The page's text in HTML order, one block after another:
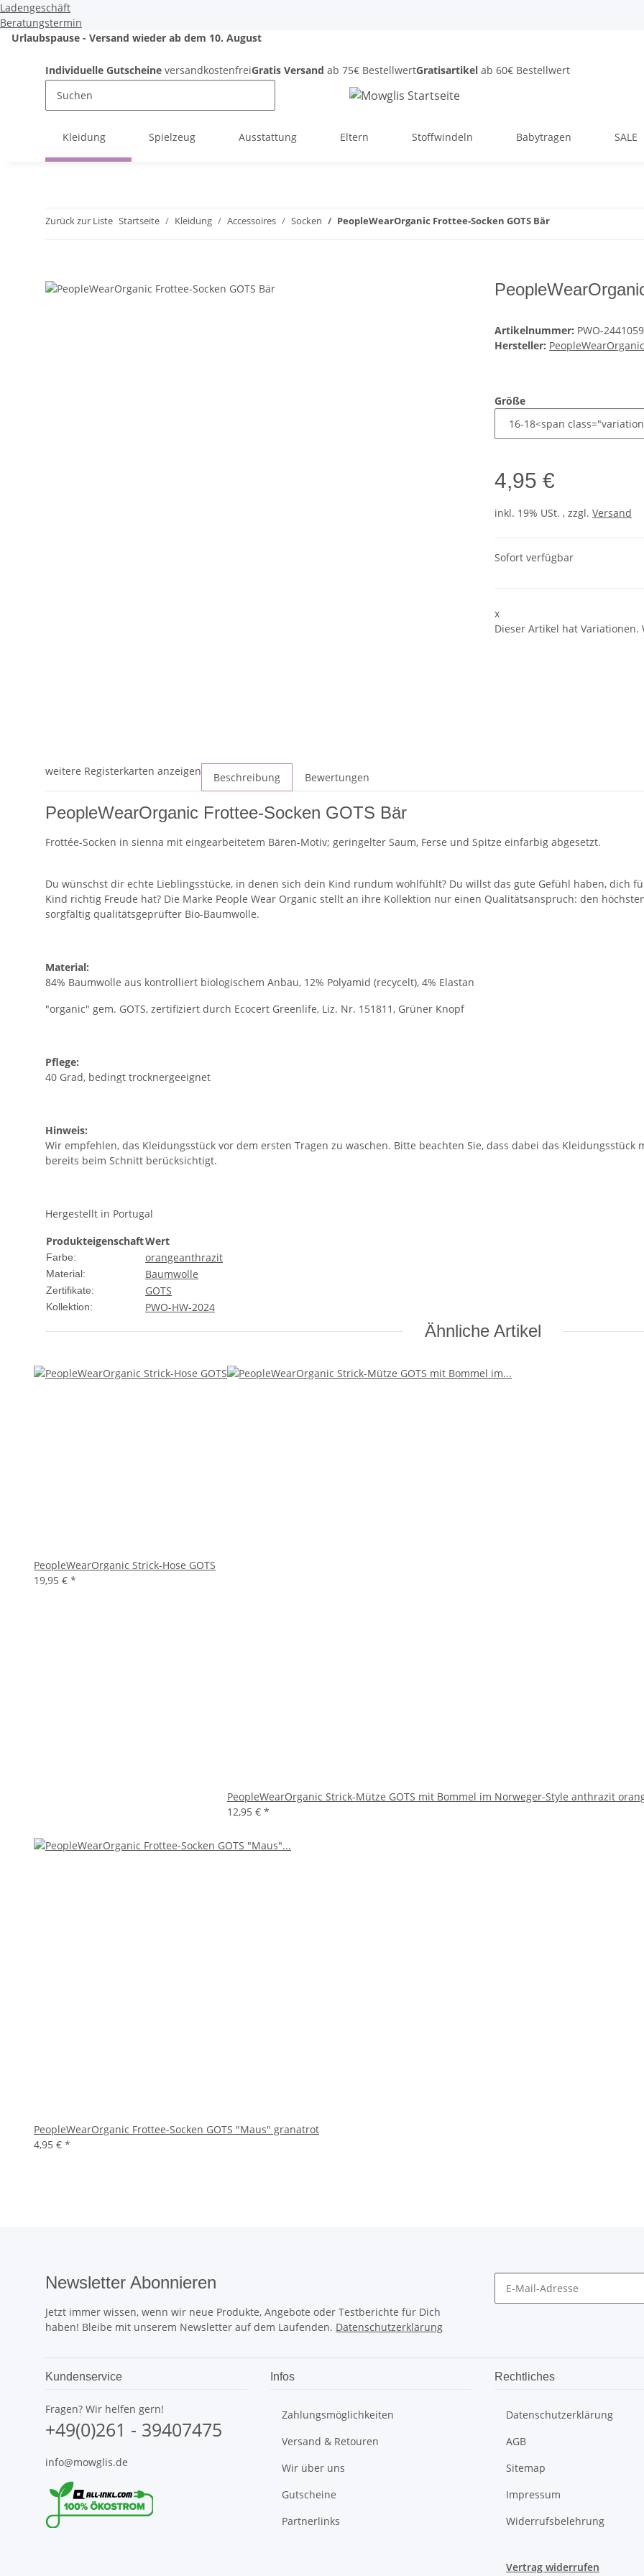
Ladengeschäft
Beratungstermin
Urlaubspause - Versand wieder ab dem 10. August
Individuelle Gutscheine versandkostenfreiGratis Versand ab 75€ BestellwertGratisartikel ab 60€ Bestellwert
Kleidung Spielzeug Ausstattung Eltern Stoffwindeln Babytragen SALE
Zurück zur Liste Startseite Kleidung Accessoires Socken PeopleWearOrganic Frottee-Socken GOTS Bär
Artikelnummer: PWO-2441059
Hersteller: PeopleWearOrganic
Größe
4,95 €
inkl. 19% USt. , zzgl. Versand
Sofort verfügbar
x
Dieser Artikel hat
weitere Registerkarten anzeigen Beschreibung Bewertungen
PeopleWearOrganic Frottee-Socken GOTS Bär
Frottée-Socken in sienna mit eingearbeitetem Bären-Motiv; geringelter Saum, Ferse und Spitze einfarbig abgesetzt.
Du wünschst dir echte Lieblingsstücke, in denen sich dein Kind rundum wohlfühlt? Du willst das gute Gefühl haben, dich
Kind richtig Freude hat? Die Marke People Wear Organic stellt an ihre Kollektion nur einen Qualitätsanspruch: den
sorgfältig qualitätsgeprüfter Bio-Baumwolle.
Material:
84% Baumwolle aus kontrolliert biologischem Anbau, 12% Polyamid (recycelt), 4% Elastan
"organic" gem. GOTS, zertifiziert durch Ecocert Greenlife, Liz. Nr. 151811, Grüner Knopf
Pflege:
40 Grad, bedingt trocknergeeignet
Hinweis:
Wir empfehlen, das Kleidungsstück vor dem ersten Tragen zu waschen. Bitte beachten Sie, dass dabei das
bereits beim Schnitt berücksichtigt.
Hergestellt in Portugal
ProdukteigenschaftWert
Farbe: orangeanthrazit
Material: Baumwolle
Zertifikate: GOTS
Kollektion: PWO-HW-2024
Ähnliche Artikel
PeopleWearOrganic Strick-Hose GOTS
19,95 € *
PeopleWearOrganic Strick-Mütze GOTS mit Bommel im Norweger-Style anthrazit
12,95 € *
PeopleWearOrganic Frottee-Socken GOTS "Maus" granatrot
4,95 € *
Newsletter Abonnieren
Jetzt immer wissen, wenn wir neue Produkte, Angebote oder Testberichte für Dich
haben! Bleibe mit unserem Newsletter auf dem Laufenden. Datenschutzerklärung
Kundenservice
Fragen? Wir helfen gern!
+49(0)261 - 39407475
info@mowglis.de
Infos
Zahlungsmöglichkeiten
Versand & Retouren
Wir über uns
Gutscheine
Partnerlinks
Rechtliches
Datenschutzerklärung
AGB
Sitemap
Impressum
Widerrufsbelehrung
Vertrag widerrufen